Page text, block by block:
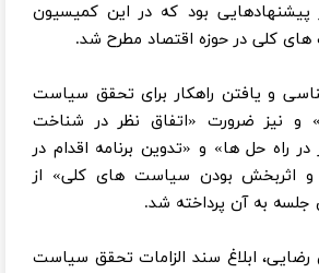
پیشنهادهایی بود که در این کمیسیون
های کلی در حوزه اقتصاد مطرح شد.
و یافتن راهکار برای تحقق سیاست
های کلی اصل ۴۴» و نیز ضرورت «اتفاق نظر در شناخت
راه حل ها» و «تدوین برنامه اقدام در
اثربخش بودن سیاست های کلی» از
جلسه به آن پرداخته شد.
رضایی، ابلاغ سند الزامات تحقق سیاست